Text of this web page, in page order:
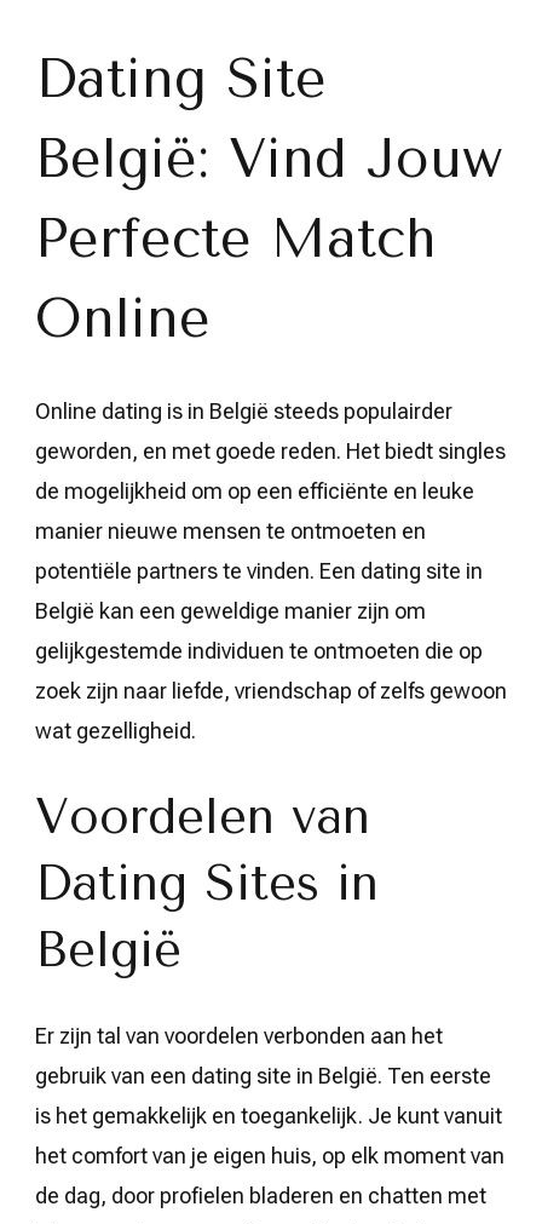
België
Dating Site
België: Vind Jouw
Perfecte Match
Online
Online dating is in België steeds populairder
geworden, en met goede reden. Het biedt singles
de mogelijkheid om op een efficiënte en leuke
manier nieuwe mensen te ontmoeten en
potentiële partners te vinden. Een dating site in
België kan een geweldige manier zijn om
gelijkgestemde individuen te ontmoeten die op
zoek zijn naar liefde, vriendschap of zelfs gewoon
wat gezelligheid.
Voordelen van
Dating Sites in
België
Er zijn tal van voordelen verbonden aan het
gebruik van een dating site in België. Ten eerste
is het gemakkelijk en toegankelijk. Je kunt vanuit
het comfort van je eigen huis, op elk moment van
de dag, door profielen bladeren en chatten met